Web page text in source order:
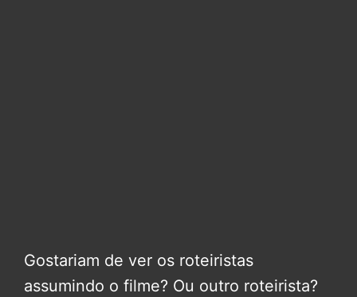
Gostariam de ver os roteiristas
assumindo o filme? Ou outro roteirista?